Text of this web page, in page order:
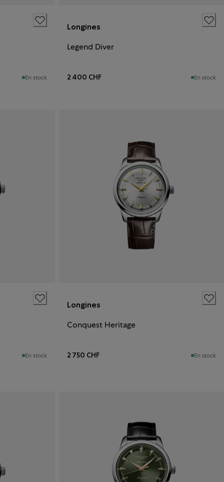
En stock
Longines
Legend Diver
2 400 CHF En stock
En stock
Longines
Conquest Heritage
2 750 CHF En stock